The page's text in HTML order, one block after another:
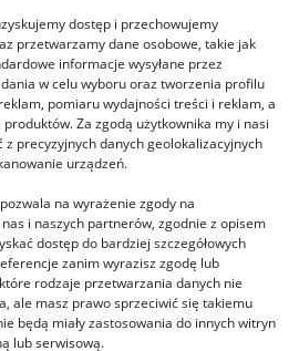
dostęp i przechowujemy
przetwarzamy dane osobowe, takie jak
informacje wysyłane przez
w celu wyboru oraz tworzenia profilu
pomiaru wydajności treści i reklam, a
Za zgodą użytkownika my i nasi
precyzyjnych danych geolokalizacyjnych
urządzeń.
na wyrażenie zgody na
i naszych partnerów, zgodnie z opisem
dostęp do bardziej szczegółowych
zanim wyrazisz zgodę lub
rodzaje przetwarzania danych nie
ale masz prawo sprzeciwić się takiemu
będą miały zastosowania do innych witryn
lub serwisową.
Najwyższym
UNESCO w Bârsanie
przybywających do Bârsany